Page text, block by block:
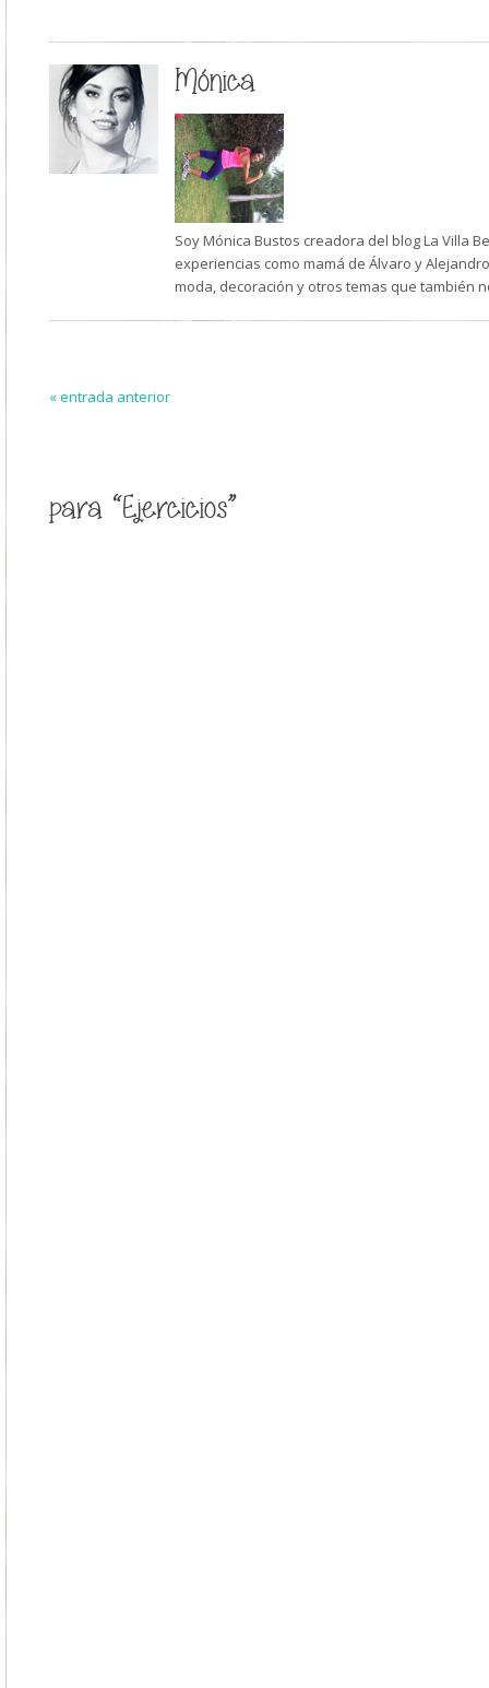
Mónica
Soy Mónica Bustos creadora del blog La Villa
experiencias como mamá de Álvaro y
moda, decoración y otros temas que también
« entrada anterior
para “Ejercicios”